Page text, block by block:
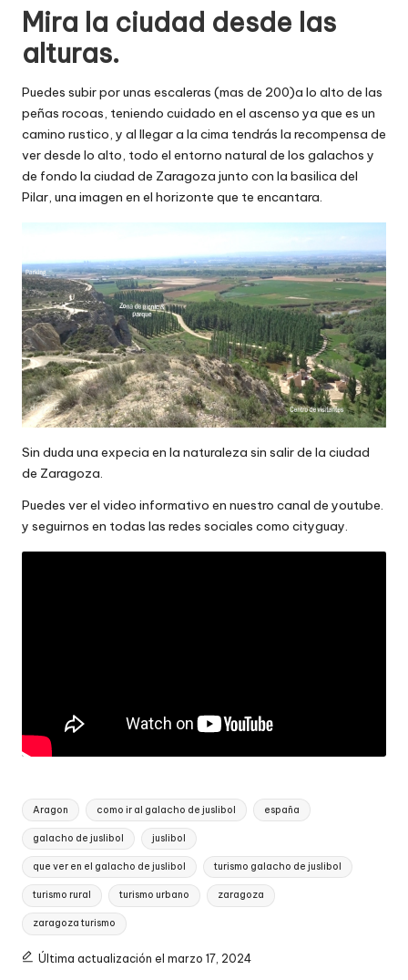
Mira la ciudad desde las
alturas.
Puedes subir por unas escaleras (mas de 200)a lo alto de las
peñas rocoas, teniendo cuidado en el ascenso ya que es un
camino rustico, y al llegar a la cima tendrás la recompensa de
ver desde lo alto, todo el entorno natural de los galachos y
de fondo la ciudad de Zaragoza junto con la basilica del
Pilar, una imagen en el horizonte que te encantara.
Sin duda una expecia en la naturaleza sin salir de la ciudad
de Zaragoza.
Puedes ver el video informativo en nuestro canal de youtube.
y seguirnos en todas las redes sociales como cityguay.
Etiquetas:
Aragon como ir al galacho de juslibol españa
galacho de juslibol juslibol
que ver en el galacho de juslibol turismo galacho de juslibol
turismo rural turismo urbano zaragoza
zaragoza turismo
Última actualización el marzo 17, 2024